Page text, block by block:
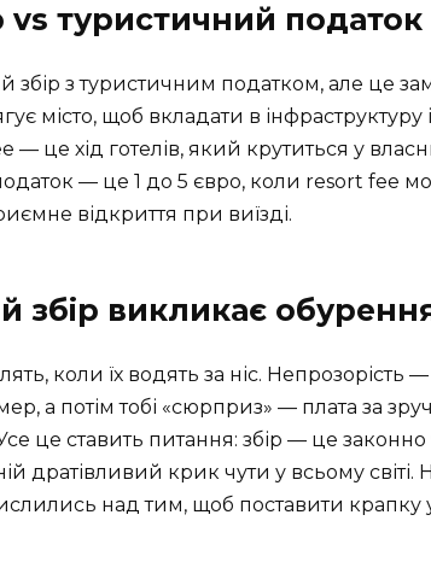
vs туристичний податок
збір з туристичним податком, але це
місто, щоб вкладати в інфраструктуру
— це хід готелів, який крутиться у
— це 1 до 5 євро, коли resort fee
відкриття при виїзді.
збір викликає
коли їх водять за ніс. Непрозорість
а потім тобі «сюрприз» — плата за
це ставить питання: збір — це
дратівливий крик чути у всьому
над тим, щоб поставити крапку